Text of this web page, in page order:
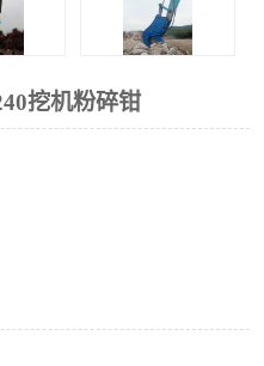
挖机粉碎钳
割草机
拓荒机